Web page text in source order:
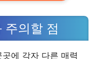
주의할 점
에 각자 다른 매력